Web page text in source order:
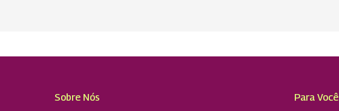
Sobre Nós Para Você